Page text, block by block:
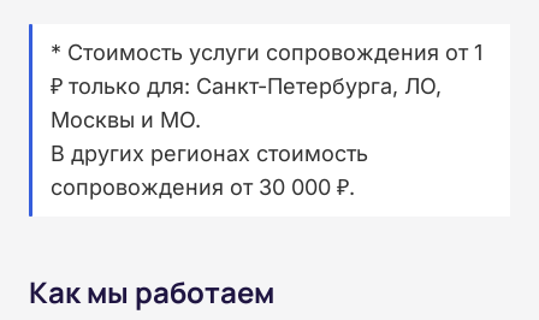
* Стоимость услуги сопровождения от 1
₽ только для: Санкт-Петербурга, ЛО,
Москвы и МО.
В других регионах стоимость
сопровождения от 30 000 ₽.
Как мы работаем